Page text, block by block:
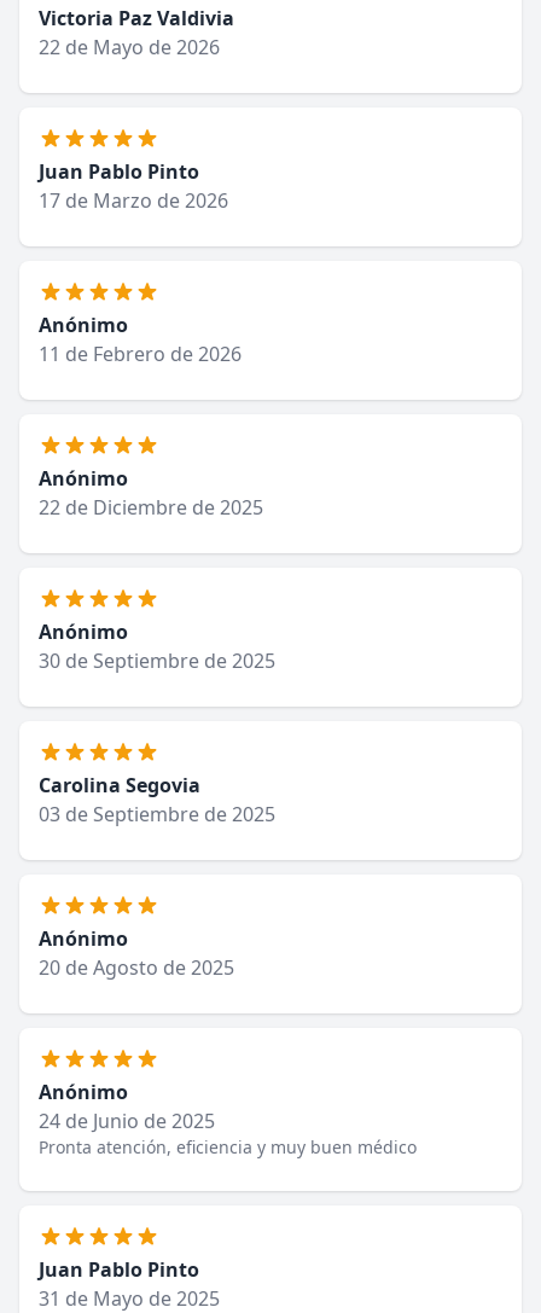
Victoria Paz Valdivia
22 de Mayo de 2026
Juan Pablo Pinto
17 de Marzo de 2026
Anónimo
11 de Febrero de 2026
Anónimo
22 de Diciembre de 2025
Anónimo
30 de Septiembre de 2025
Carolina Segovia
03 de Septiembre de 2025
Anónimo
20 de Agosto de 2025
Anónimo
24 de Junio de 2025
Pronta atención, eficiencia y muy buen médico
Juan Pablo Pinto
31 de Mayo de 2025